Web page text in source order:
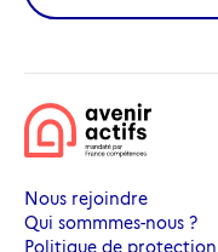
Nous rejoindre
Qui sommmes-nous ?
Politique de